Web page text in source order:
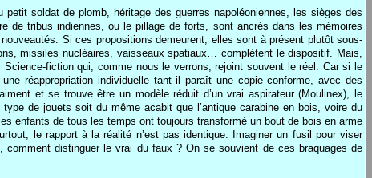
soldat de plomb, héritage des guerres napoléoniennes, les sièges des
de tribus indiennes, ou le pillage de forts, sont ancrés dans les mémoires
Si ces propositions demeurent, elles sont à présent plutôt sous-
missiles nucléaires, vaisseaux spatiaux… complètent le dispositif. Mais,
fiction qui, comme nous le verrons, rejoint souvent le réel. Car si le
réappropriation individuelle tant il paraît une copie conforme, avec des
et se trouve être un modèle réduit d’un vrai aspirateur (Moulinex), le
de jouets soit du même acabit que l’antique carabine en bois, voire du
enfants de tous les temps ont toujours transformé un bout de bois en arme
le rapport à la réalité n’est pas identique. Imaginer un fusil pour viser
comment distinguer le vrai du faux ? On se souvient de ces braquages de